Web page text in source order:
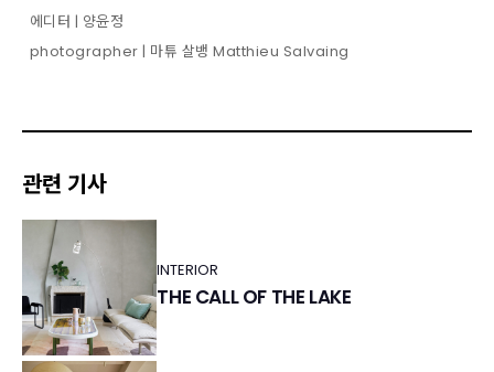
에디터 | 양윤정
photographer | 마튜 살뱅 Matthieu Salvaing
관련 기사
INTERIOR
THE CALL OF THE LAKE